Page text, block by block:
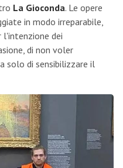
La Gioconda. Le opere
in modo irreparabile,
dei
di non voler
solo di sensibilizzare il